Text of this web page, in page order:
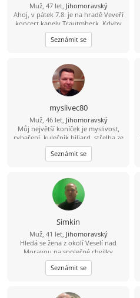
Muž, 47 let, Jihomoravský
Ahoj, v pátek 7.8. je na hradě Veveří
koncert kapely Trautmberk. Kdyby
se Ti chtělo, tak mám na Wats Appu
čerstvou fotku :-) 773 908 225 Jan
Seznámit se
myslivec80
Muž, 46 let, Jihomoravský
Můj největší koníček je myslivost,
rybaření, kulečník biliard, střelba ze
zbraní brokovnice, šipky, šachy
petanque, kostky, mám rád psy,
zvířata, rád se bavím, tancuji, trochu
výlety. Mám rád dobré jídlo hlavně
maso, piju víno pivo i nějakého
panáčka. Vykládám vtipy, umím si
udělat srandu i ze sebe. Jsem
normální chlap mám rád upřímnost,
co na srdci to na jazyku, držím slovo,
myslím že jsem férový a rovný chlap.
Seznámit se
Simkin
Muž, 41 let, Jihomoravský
Hledá se žena z okolí Veselí nad
Moravou na společné chvilky
Seznámit se